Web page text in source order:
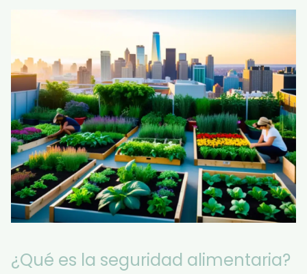
¿Qué es la seguridad alimentaria?